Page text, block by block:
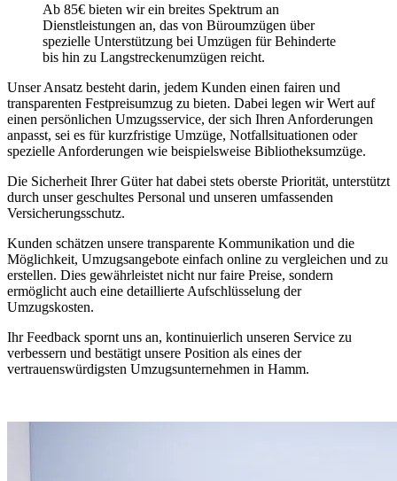
Ab 85€ bieten wir ein breites Spektrum an
Dienstleistungen an, das von Büroumzügen über
spezielle Unterstützung bei Umzügen für Behinderte
bis hin zu Langstreckenumzügen reicht.
Unser Ansatz besteht darin, jedem Kunden einen fairen und
transparenten Festpreisumzug zu bieten. Dabei legen wir Wert auf
einen persönlichen Umzugsservice, der sich Ihren Anforderungen
anpasst, sei es für kurzfristige Umzüge, Notfallsituationen oder
spezielle Anforderungen wie beispielsweise Bibliotheksumzüge.
Die Sicherheit Ihrer Güter hat dabei stets oberste Priorität, unterstützt
durch unser geschultes Personal und unseren umfassenden
Versicherungsschutz.
Kunden schätzen unsere transparente Kommunikation und die
Möglichkeit, Umzugsangebote einfach online zu vergleichen und zu
erstellen. Dies gewährleistet nicht nur faire Preise, sondern
ermöglicht auch eine detaillierte Aufschlüsselung der
Umzugskosten.
Ihr Feedback spornt uns an, kontinuierlich unseren Service zu
verbessern und bestätigt unsere Position als eines der
vertrauenswürdigsten Umzugsunternehmen in Hamm.